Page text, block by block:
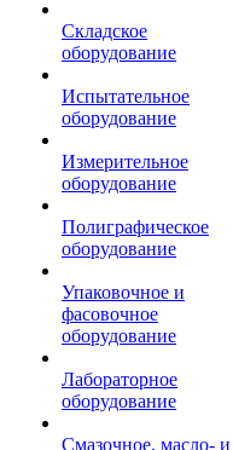
Складское
оборудование
Испытательное
оборудование
Измерительное
оборудование
Полиграфическое
оборудование
Упаковочное и
фасовочное
оборудование
Лабораторное
оборудование
Смазочное, масло- и